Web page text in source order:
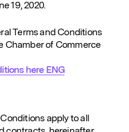
19, 2020.
Terms and Conditions
Chamber of Commerce
here ENG
apply to all